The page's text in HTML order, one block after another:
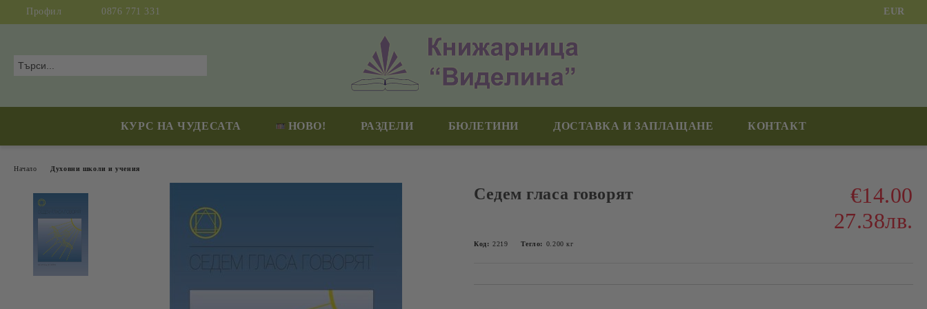
Профил 0876 771 331 EUR
КУРС НА ЧУДЕСАТА НОВО! РАЗДЕЛИ БЮЛЕТИНИ ДОСТАВКА И ЗАПЛАЩАНЕ КОНТАКТ
Начало Духовни школи и учения
Седем гласа говорят
€14.00
27.38лв.
Код: 2219 Тегло: 0.200 кг